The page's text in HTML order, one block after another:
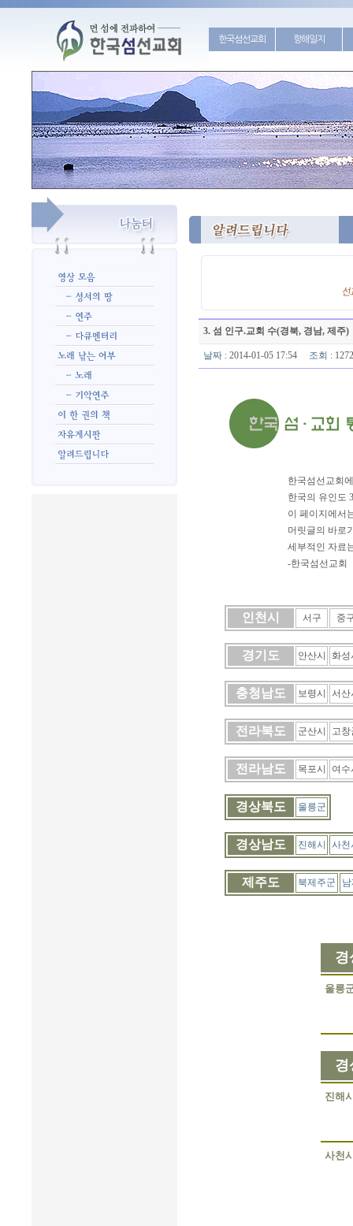
한국섬선교회 항해일지
3. 섬 인구.교회 수(경북, 경남, 제주)
날짜 : 2014-01-05 17:54 조회 :
한국섬선교회
한국의 유인도
이 페이지에서
머릿글의 바로
세부적인 자료
-한국섬선교회
인천시 서구 중
경기도 안산시 화성
충청남도 보령시 서산
전라북도 군산시 고창
전라남도 목포시 여수
경상북도 울릉군
경상남도 진해시 사천
제주도 북제주군
경
울릉
경
진해
사천